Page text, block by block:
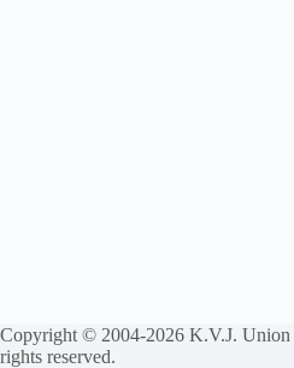
Copyright © 2004-2026 K.V.J.
rights reserved.